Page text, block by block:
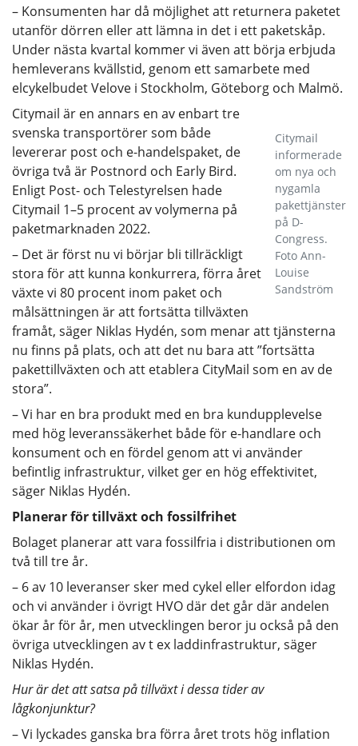
– Konsumenten har då möjlighet att returnera paketet
utanför dörren eller att lämna in det i ett paketskåp.
Under nästa kvartal kommer vi även att börja erbjuda
hemleverans kvällstid, genom ett samarbete med
elcykelbudet Velove i Stockholm, Göteborg och Malmö.
Citymail
informerade
om nya och
nygamla
pakettjänster
på D-
Congress.
Foto Ann-
Louise
Sandström
Citymail är en annars en av enbart tre
svenska transportörer som både
levererar post och e-handelspaket, de
övriga två är Postnord och Early Bird.
Enligt Post- och Telestyrelsen hade
Citymail 1–5 procent av volymerna på
paketmarknaden 2022.
– Det är först nu vi börjar bli tillräckligt
stora för att kunna konkurrera, förra året
växte vi 80 procent inom paket och
målsättningen är att fortsätta tillväxten
framåt, säger Niklas Hydén, som menar att tjänsterna
nu finns på plats, och att det nu bara att ”fortsätta
pakettillväxten och att etablera CityMail som en av de
stora”.
– Vi har en bra produkt med en bra kundupplevelse
med hög leveranssäkerhet både för e-handlare och
konsument och en fördel genom att vi använder
befintlig infrastruktur, vilket ger en hög effektivitet,
säger Niklas Hydén.
Planerar för tillväxt och fossilfrihet
Bolaget planerar att vara fossilfria i distributionen om
två till tre år.
– 6 av 10 leveranser sker med cykel eller elfordon idag
och vi använder i övrigt HVO där det går där andelen
ökar år för år, men utvecklingen beror ju också på den
övriga utvecklingen av t ex laddinfrastruktur, säger
Niklas Hydén.
Hur är det att satsa på tillväxt i dessa tider av
lågkonjunktur?
– Vi lyckades ganska bra förra året trots hög inflation